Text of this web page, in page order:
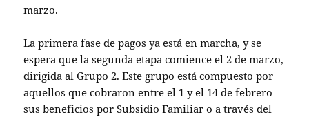
marzo.
La primera fase de pagos ya está en marcha, y se
espera que la segunda etapa comience el 2 de marzo,
dirigida al Grupo 2. Este grupo está compuesto por
aquellos que cobraron entre el 1 y el 14 de febrero
sus beneficios por Subsidio Familiar o a través del